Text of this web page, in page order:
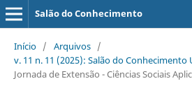
Salão do Conhecimento
Início / Arquivos /
v. 11 n. 11 (2025): Salão do Conhecimento
Jornada de Extensão - Ciências Sociais